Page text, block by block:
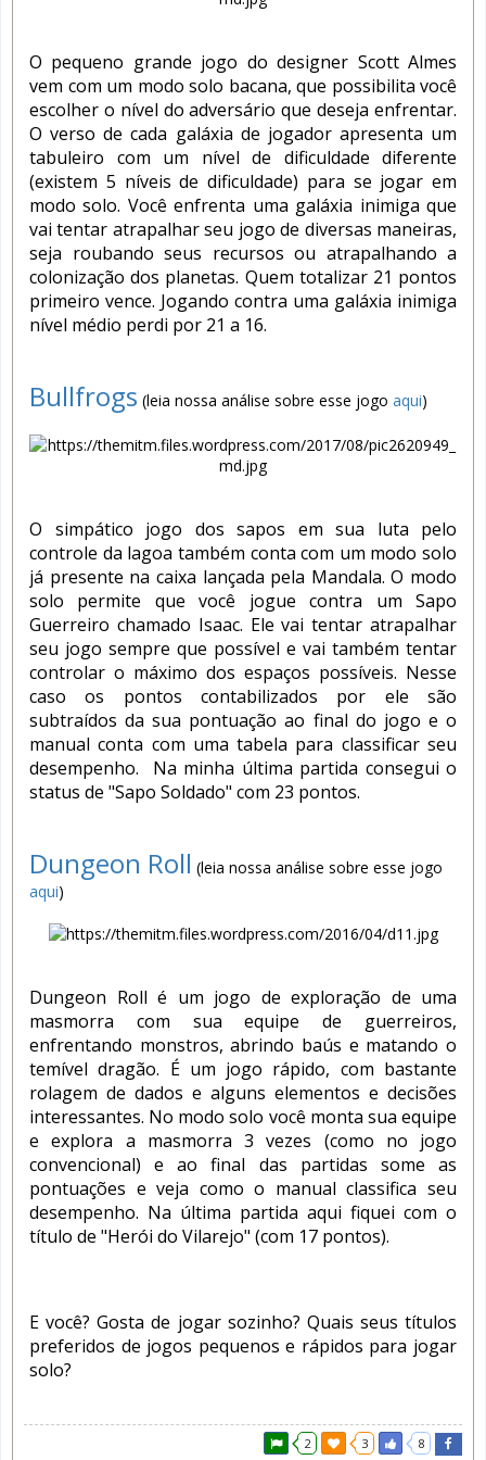
O pequeno grande jogo do designer Scott Almes
vem com um modo solo bacana, que possibilita você
escolher o nível do adversário que deseja enfrentar.
O verso de cada galáxia de jogador apresenta um
tabuleiro com um nível de dificuldade diferente
(existem 5 níveis de dificuldade) para se jogar em
modo solo. Você enfrenta uma galáxia inimiga que
vai tentar atrapalhar seu jogo de diversas maneiras,
seja roubando seus recursos ou atrapalhando a
colonização dos planetas. Quem totalizar 21 pontos
primeiro vence. Jogando contra uma galáxia inimiga
nível médio perdi por 21 a 16.
Bullfrogs (leia nossa análise sobre esse jogo aqui)
O simpático jogo dos sapos em sua luta pelo
controle da lagoa também conta com um modo solo
já presente na caixa lançada pela Mandala. O modo
solo permite que você jogue contra um Sapo
Guerreiro chamado Isaac. Ele vai tentar atrapalhar
seu jogo sempre que possível e vai também tentar
controlar o máximo dos espaços possíveis. Nesse
caso os pontos contabilizados por ele são
subtraídos da sua pontuação ao final do jogo e o
manual conta com uma tabela para classificar seu
desempenho. Na minha última partida consegui o
status de "Sapo Soldado" com 23 pontos.
Dungeon Roll (leia nossa análise sobre esse jogo
aqui)
Dungeon Roll é um jogo de exploração de uma
masmorra com sua equipe de guerreiros,
enfrentando monstros, abrindo baús e matando o
temível dragão. É um jogo rápido, com bastante
rolagem de dados e alguns elementos e decisões
interessantes. No modo solo você monta sua equipe
e explora a masmorra 3 vezes (como no jogo
convencional) e ao final das partidas some as
pontuações e veja como o manual classifica seu
desempenho. Na última partida aqui fiquei com o
título de "Herói do Vilarejo" (com 17 pontos).
E você? Gosta de jogar sozinho? Quais seus títulos
preferidos de jogos pequenos e rápidos para jogar
solo?
2 3 8